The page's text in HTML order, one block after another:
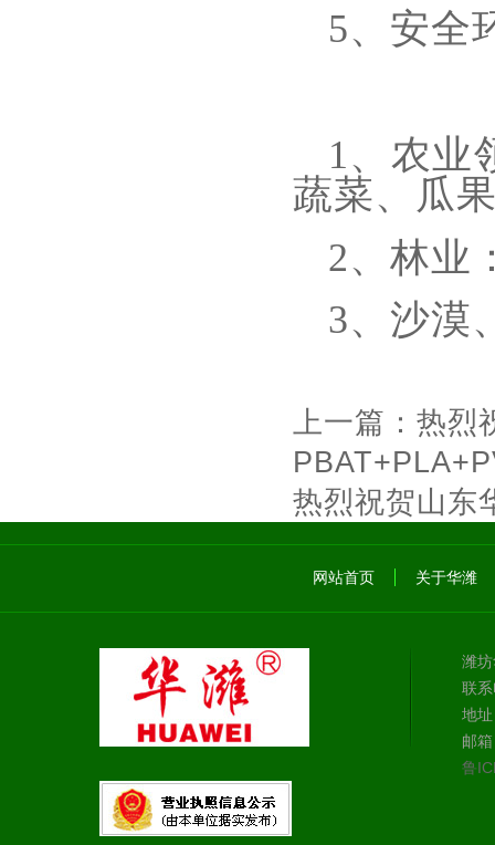
5、 安全
1、 农业
蔬菜、瓜
2、 林业
3、沙漠
上一篇： 热烈
热烈祝贺山东
网站首页 关于华潍
潍
联
地
邮
鲁